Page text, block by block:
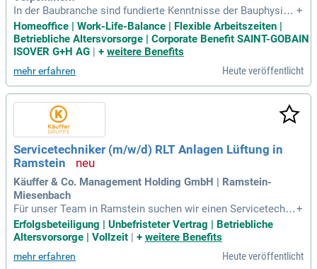
In der Baubranche sind fundierte Kenntnisse der Bauphysik
und praktische Erfahrungen als Bautechniker oder Bauhand
werker von großer Bedeutung. Teamfähigkeit und technisch
es Verständnis sind weitere Schlüsselqualifikationen. Flexib
en sorgt für eine ausgewogene Work-Life-Balance. Unser int
ernationales, mittelständisch geprägtes Unternehmen bietet
umfassende Gesundheitsmaßnahmen und persönliche Entw
icklungsprogramme. Mit der Saint-Gobain Academy und attr
aktiven Zusatzleistungen wie Mitarbeiteraktienprogramm un
d betrieblicher Altersvorsorge fördern wir Ihre Karriere. Dive
rsity wird bei uns großgeschrieben, und wir freuen uns auf e
ngagierte Talente, die Interesse an der Bauphysik mitbringe
n.
+
Homeoffice | Work-Life-Balance | Flexible Arbeitszeiten |
Betriebliche Altersvorsorge | Corporate Benefit SAINT-GOBAIN
ISOVER G+H AG
+ weitere Benefits
mehr erfahren Heute veröffentlicht
Servicetechniker (m/w/d) RLT Anlagen Lüftung in
Ramstein
Käuffer & Co. Management Holding GmbH | Ramstein-
Miesenbach
Für unser Team in Ramstein suchen wir einen Servicetechni
ker (m/w/d) für raumlufttechnische Anlagen (RLT), der über l
angjährige Berufserfahrung verfügt und mit Begeisterung inn
ovative Lüftungslösungen installiert und pflegt.
+
Erfolgsbeteiligung | Unbefristeter Vertrag | Betriebliche
Altersvorsorge | Vollzeit | + weitere Benefits
mehr erfahren Heute veröffentlicht